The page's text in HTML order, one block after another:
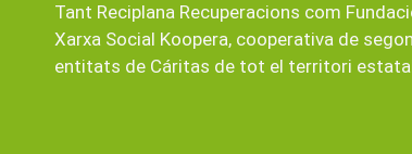
Tant Reciplana Recuperacions com
Xarxa Social Koopera, cooperativa de
entitats de Cáritas de tot el territori